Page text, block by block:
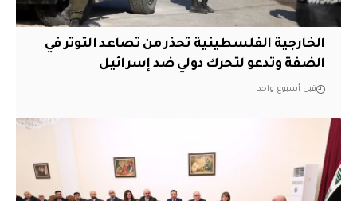
الخارجية الفلسطينية تحذر من تصاعد التوتر في
الضفة وتدعو لتحرك دولي ضد إسرائيل
قبل أسبوع واحد